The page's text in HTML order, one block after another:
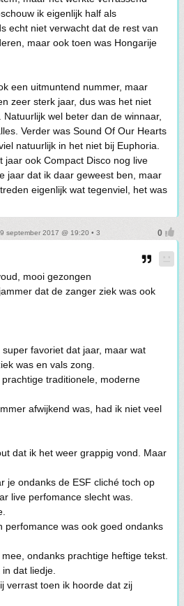
ik eigenlijk half als
echt niet verwacht dat de rest van
maar ook toen was Hongarije
een uitmuntend nummer, maar
zeer sterk jaar, dus was het niet
wel beter dan de winnaar,
Verder was Sound Of Our Hearts
natuurlijk in het niet bij Euphoria.
jaar ook Compact Disco nog live
jaar dat ik daar geweest ben, maar
eigenlijk wat tegenviel, het was
september 2017 @ 19:20 • 3
mooi gezongen
dat de zanger ziek was ook
favoriet dat jaar, maar wat
was en vals zong.
traditionele, moderne
afwijkend was, had ik niet veel
dat ik het weer grappig vond. Maar
je ondanks de ESF cliché toch op
live perfomance slecht was.
perfomance was ook goed ondanks
ondanks prachtige heftige tekst.
dat liedje.
verrast toen ik hoorde dat zij